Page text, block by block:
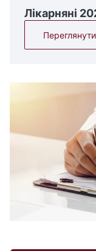
Лікарняні
Переглянути